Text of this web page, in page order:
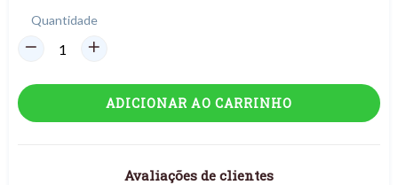
Quantidade
ADICIONAR AO CARRINHO
Avaliações de clientes